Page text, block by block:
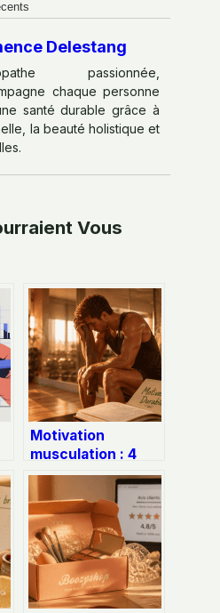
Delestang
passionnée,
chaque personne
santé durable grâce à
la beauté holistique et
Vous
Motivation
musculation : 4
piliers pour bâtir
une routine
inébranlable sans
vous épuiser